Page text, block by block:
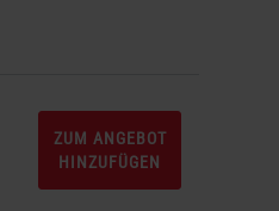
ZUM ANGEBOT
HINZUFÜGEN